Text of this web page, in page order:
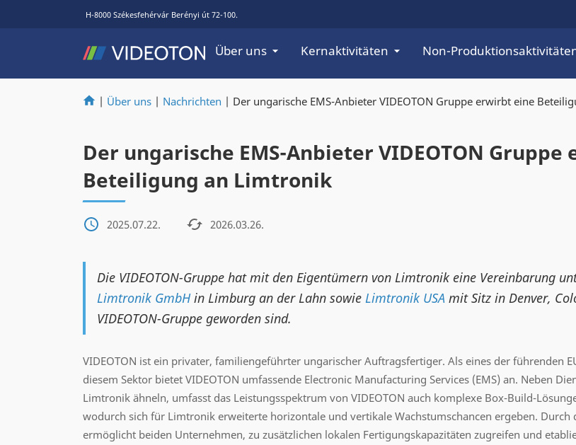
H-8000 Székesfehérvár Berényi út 72-100.
Über uns Kernaktivitäten Non-
| Über uns | Nachrichten | Der ungarische EMS-Anbieter VIDEOTON Gruppe erwirbt eine
Der ungarische EMS-Anbieter VIDEOTON
Beteiligung an Limtronik
2025.07.22. 2026.03.26.
Die VIDEOTON-Gruppe hat mit den Eigentümern von Limtronik eine Vereinbarung
Limtronik GmbHin Limburg an der Lahn sowie Limtronik USA mit Sitz in Denver,
VIDEOTON-Gruppe geworden sind.
VIDEOTON ist ein privater, familiengeführter ungarischer Auftragsfertiger. Als eines der führenden
diesem Sektor bietet VIDEOTON umfassende Electronic Manufacturing Services (EMS) an. Neben
Limtronik ähneln, umfasst das Leistungsspektrum von VIDEOTON auch komplexe Box-Build-
wodurch sich für Limtronik erweiterte horizontale und vertikale Wachstumschancen ergeben. Durch
ermöglicht beiden Unternehmen, zu zusätzlichen lokalen Fertigungskapazitäten zugreifen und